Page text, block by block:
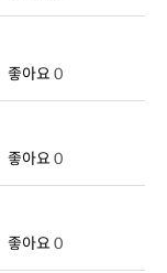
좋아요 0
좋아요 0
좋아요 0